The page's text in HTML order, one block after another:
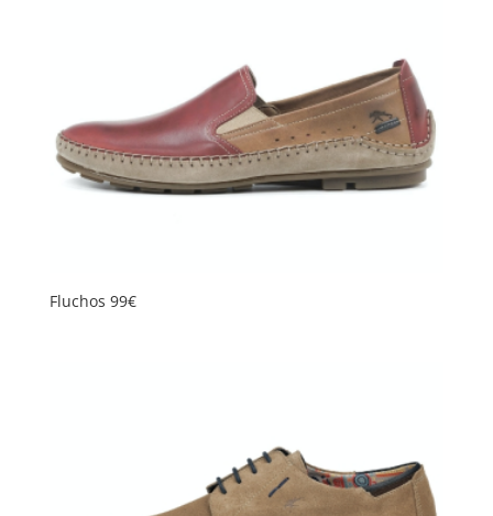
Fluchos 99€